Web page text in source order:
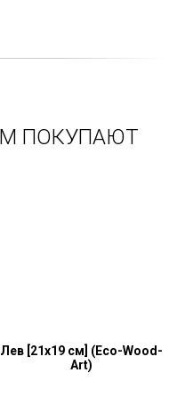
ПОКУПАЮТ
Лев [21x19 см] (Eco-Wood-
Art)